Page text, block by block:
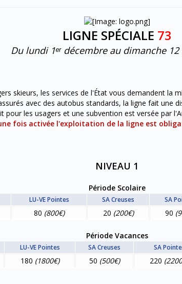
LIGNE SPÉCIALE 73
Du lundi 1ᵉʳ décembre au dimanche
skieurs, les services de l'État vous demandent la
avec des autobus standards, la ligne fait une
pour les usagers et une subvention est versée par
fois activée l'exploitation de la ligne est
NIVEAU 1
Période Scolaire
LU-VE Pointes SA Creuses SA
80 (800€) 20 (200€) 90
Période Vacances
LU-VE Pointes SA Creuses SA
180 (1800€) 50 (500€) 220